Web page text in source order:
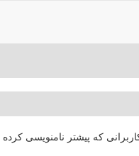
که پیشتر نامنویسی